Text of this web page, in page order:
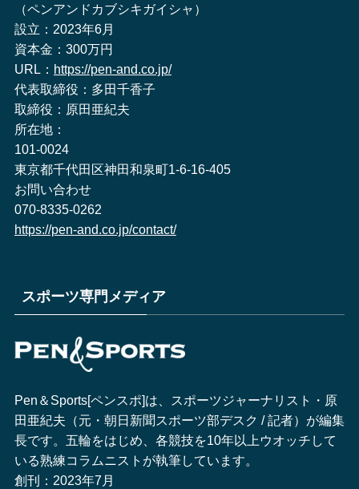
（ペンアンドカブシキガイシャ）
設立：2023年6月
資本金：300万円
URL： https://pen-and.co.jp/
代表取締役：多田千香子
取締役：原田亜紀夫
所在地：
101-0024
東京都千代田区神田和泉町1-6-16-405
お問い合わせ
070-8335-0262
https://pen-and.co.jp/contact/
スポーツ専門メディア
Pen＆Sports[ペンスポ]は、スポーツジャーナリスト・原
田亜紀夫（元・朝日新聞スポーツ部デスク / 記者）が編集
長です。五輪をはじめ、各競技を10年以上ウオッチして
いる熟練コラムニストが執筆しています。
創刊：2023年7月